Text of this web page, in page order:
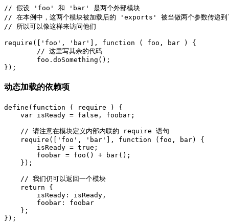
// 假设 'foo' 和 'bar' 是两个外部模块
// 在本例中，这两个模块被加载后的 'exports' 被当做两个参数传递到
// 所以可以像这样来访问他们
require(['foo', 'bar'], function ( foo, bar ) {
        // 这里写其余的代码
        foo.doSomething();
动态加载的依赖项
define(function ( require ) {
    var isReady = false, foobar;
    // 请注意在模块定义内部内联的 require 语句
    require(['foo', 'bar'], function (foo, bar) {
        isReady = true;
        foobar = foo() + bar();
    });
    // 我们仍可以返回一个模块
    return {
        isReady: isReady,
        foobar: foobar
    };
});